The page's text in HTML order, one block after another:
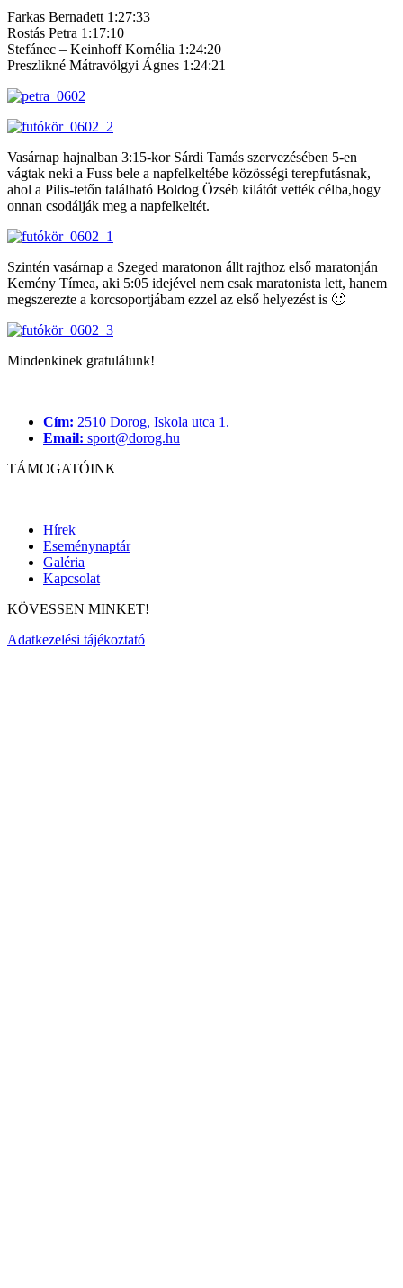
Farkas Bernadett 1:27:33
Rostás Petra 1:17:10
Stefánec – Keinhoff Kornélia 1:24:20
Preszlikné Mátravölgyi Ágnes 1:24:21
Vasárnap hajnalban 3:15-kor Sárdi Tamás szervezésében 5-en
vágtak neki a Fuss bele a napfelkeltébe közösségi terepfutásnak,
ahol a Pilis-tetőn található Boldog Özséb kilátót vették célba,hogy
onnan csodálják meg a napfelkeltét.
Szintén vasárnap a Szeged maratonon állt rajthoz első maratonján
Kemény Tímea, aki 5:05 idejével nem csak maratonista lett, hanem
megszerezte a korcsoportjábam ezzel az első helyezést is 🙂
Mindenkinek gratulálunk!
Cím: 2510 Dorog, Iskola utca 1.
Email: sport@dorog.hu
TÁMOGATÓINK
Hírek
Eseménynaptár
Galéria
Kapcsolat
KÖVESSEN MINKET!
Adatkezelési tájékoztató